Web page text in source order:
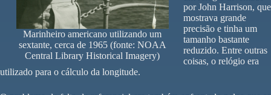
Marinheiro americano utilizando um
sextante, cerca de 1965 (fonte: NOAA
Central Library Historical Imagery)
por John Harrison, que
mostrava grande
precisão e tinha um
tamanho bastante
reduzido. Entre outras
coisas, o relógio era
utilizado para o cálculo da longitude.